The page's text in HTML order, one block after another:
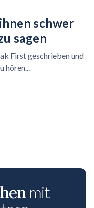
schwer
sagen
First geschrieben und
hören...
mit